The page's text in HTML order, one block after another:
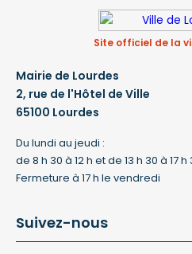
Site officiel de la
Mairie de Lourdes
2, rue de l'Hôtel de Ville
65100 Lourdes
Du lundi au jeudi :
de 8 h 30 à 12 h et de 13 h 30 à 17 h
Fermeture à 17 h le vendredi
Suivez-nous